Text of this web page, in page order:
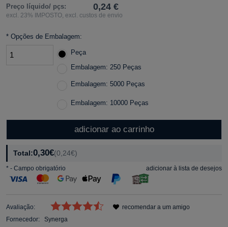
Preço líquido/ pçs: 0,24 €
excl. 23% IMPOSTO, excl. custos de envio
* Opções de Embalagem:
Peça
Embalagem: 250 Peças
Embalagem: 5000 Peças
Embalagem: 10000 Peças
adicionar ao carrinho
Total:0,30€(0,24€)
adicionar à lista de desejos
* - Campo obrigatório
Avaliação:
Fornecedor:
Synerga
recomendar a um amigo